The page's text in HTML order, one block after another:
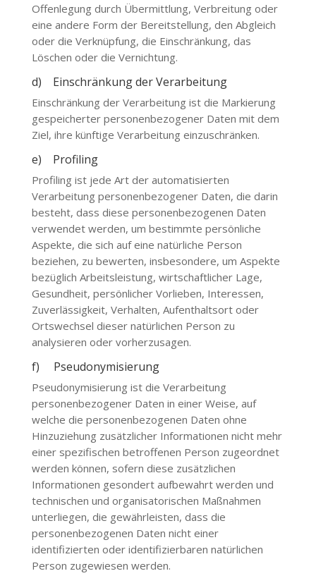
Offenlegung durch Übermittlung, Verbreitung oder
eine andere Form der Bereitstellung, den Abgleich
oder die Verknüpfung, die Einschränkung, das
Löschen oder die Vernichtung.
d) Einschränkung der Verarbeitung
Einschränkung der Verarbeitung ist die Markierung
gespeicherter personenbezogener Daten mit dem
Ziel, ihre künftige Verarbeitung einzuschränken.
e) Profiling
Profiling ist jede Art der automatisierten
Verarbeitung personenbezogener Daten, die darin
besteht, dass diese personenbezogenen Daten
verwendet werden, um bestimmte persönliche
Aspekte, die sich auf eine natürliche Person
beziehen, zu bewerten, insbesondere, um Aspekte
bezüglich Arbeitsleistung, wirtschaftlicher Lage,
Gesundheit, persönlicher Vorlieben, Interessen,
Zuverlässigkeit, Verhalten, Aufenthaltsort oder
Ortswechsel dieser natürlichen Person zu
analysieren oder vorherzusagen.
f) Pseudonymisierung
Pseudonymisierung ist die Verarbeitung
personenbezogener Daten in einer Weise, auf
welche die personenbezogenen Daten ohne
Hinzuziehung zusätzlicher Informationen nicht mehr
einer spezifischen betroffenen Person zugeordnet
werden können, sofern diese zusätzlichen
Informationen gesondert aufbewahrt werden und
technischen und organisatorischen Maßnahmen
unterliegen, die gewährleisten, dass die
personenbezogenen Daten nicht einer
identifizierten oder identifizierbaren natürlichen
Person zugewiesen werden.